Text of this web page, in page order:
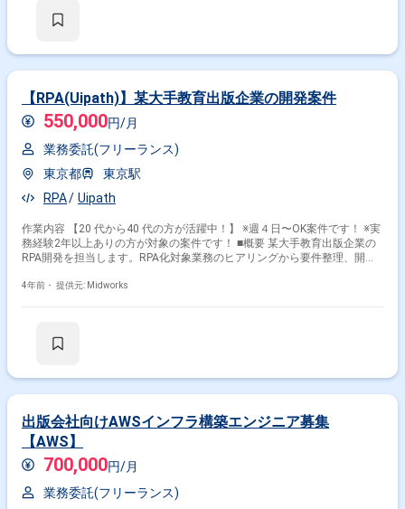
く予定です。また、緊急時に出社が必要となる場合がございます。 ------------
せん。
【RPA(Uipath)】某大手教育出版企業の開発案件
550,000円/月
業務委託(フリーランス)
東京都
東京駅
RPA
Uipath
作業内容 【20 代から40 代の方が活躍中！】 ※週４日〜OK案件です！ ※実
務経験2年以上ありの方が対象の案件です！ ■概要 某大手教育出版企業の
RPA開発を担当します。RPA化対象業務のヒアリングから要件整理、開
発経験が求められます。 ■具体的な業務内容 ・RPA化対象業務のヒアリン
術サポート ・クライアントとのコミュニケーションおよび調整 勤務開始
提案を強みとしておりますので、お気軽にご相談頂けますと幸いです。 ----
-------------------------------------------------------------- ※弊社では、法人、請負いの案件は取り
扱っておりません。
4年前・ 提供元: Midworks
出版会社向けAWSインフラ構築エンジニア募集
【AWS】
700,000円/月
業務委託(フリーランス)